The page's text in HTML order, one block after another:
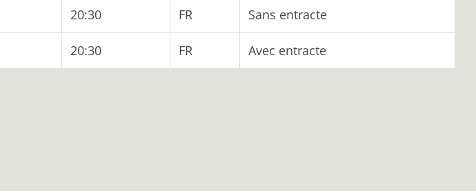
20:30 FR Sans entracte
20:30 FR Avec entracte